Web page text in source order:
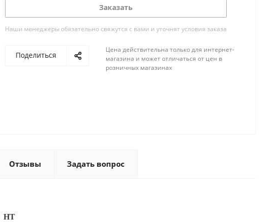
Заказать
Наши менеджеры обязательно свяжутся с вами и уточнят условия заказа
Поделиться
Цена действительна только для интернет-
магазина и может отличаться от цен в
розничных магазинах
Отзывы Задать вопрос
HT